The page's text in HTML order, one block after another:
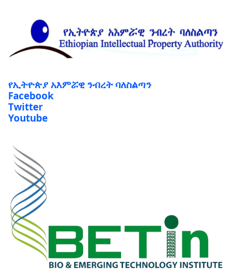
የኢትዮጵያ አእምሯዊ ንብረት ባለስልጣን
Facebook
Twitter
Youtube